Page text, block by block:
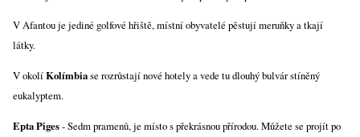
V Afantou je jediné golfové hřiště, místní obyvatelé pěstují meruňky a tkají
látky.
V okolíKolímbiase rozrůstají nové hotely a vede tu dlouhý bulvár stíněný
eukalyptem.
Epta Piges- Sedm pramenů, je místo s překrásnou přírodou. Můžete se projít po